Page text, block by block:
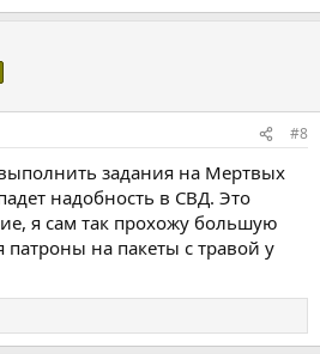
#8
задания на Мертвых
надобность в СВД. Это
я сам так прохожу большую
на пакеты с травой у